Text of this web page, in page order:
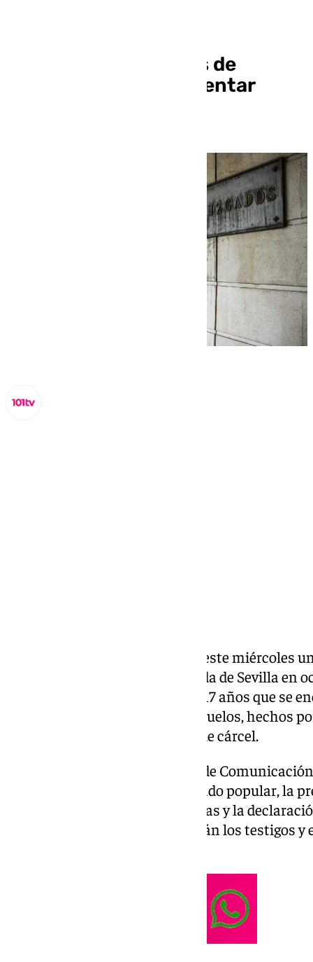
A juicio dos acusados de
allanamiento y de intentar
celebra este miércoles
acusados de allanar una vivienda de Sevilla en
un arma blanca a un menor de 17 años que se
de amenazar y lesionar a sus abuelos, hechos
para cada uno de ellos 21 años de cárcel.
Según ha informado la Oficina de
previsto la constitución del jurado popular, la
previas por las partes personadas y la
que el jueves día 13 comparecerán los testigos